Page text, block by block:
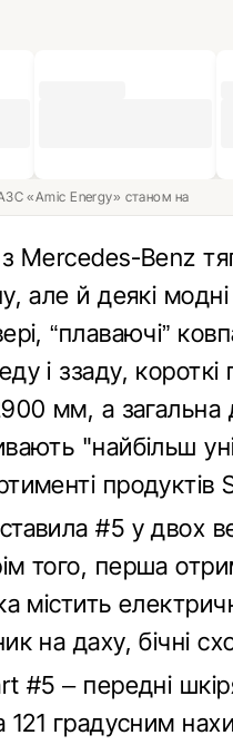
«Amic Energy» станом на
з Mercedes-Benz
але й деякі
“плаваючі”
і ззаду, короткі
мм, а
"найбільш
продуктів
#5 у двох
того, перша
містить
на даху, бічні
#5 – передні
121 градусним